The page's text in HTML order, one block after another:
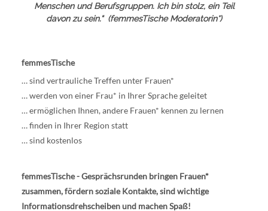
Menschen und Berufsgruppen. Ich bin stolz, ein Teil
davon zu sein.“ (femmesTische Moderatorin*)
femmesTische
… sind vertrauliche Treffen unter Frauen*
… werden von einer Frau* in Ihrer Sprache geleitet
… ermöglichen Ihnen, andere Frauen* kennen zu lernen
… finden in Ihrer Region statt
… sind kostenlos
femmesTische- Gesprächsrunden bringen Frauen*
zusammen, fördern soziale Kontakte, sind wichtige
Informationsdrehscheiben und machen Spaß!